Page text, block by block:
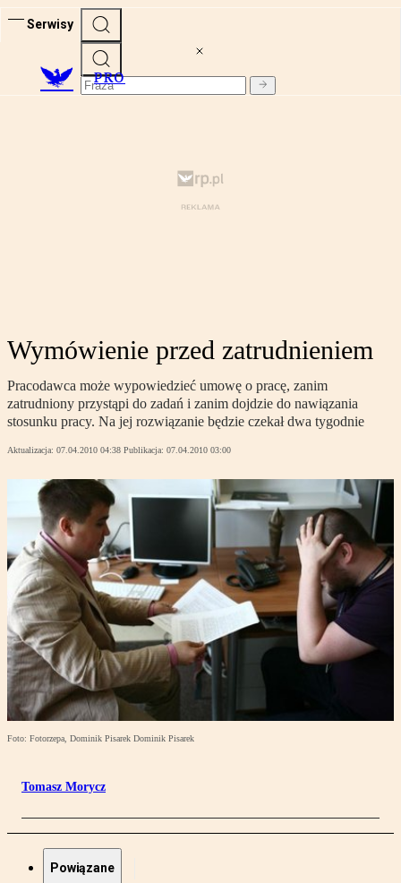
Serwisy
PRO
Wymówienie przed zatrudnieniem
Pracodawca może wypowiedzieć umowę o pracę, zanim
zatrudniony przystąpi do zadań i zanim dojdzie do nawiązania
stosunku pracy. Na jej rozwiązanie będzie czekał dwa tygodnie
Aktualizacja: 07.04.2010 04:38 Publikacja: 07.04.2010 03:00
Foto: Fotorzepa, Dominik Pisarek Dominik Pisarek
Tomasz Morycz
Powiązane